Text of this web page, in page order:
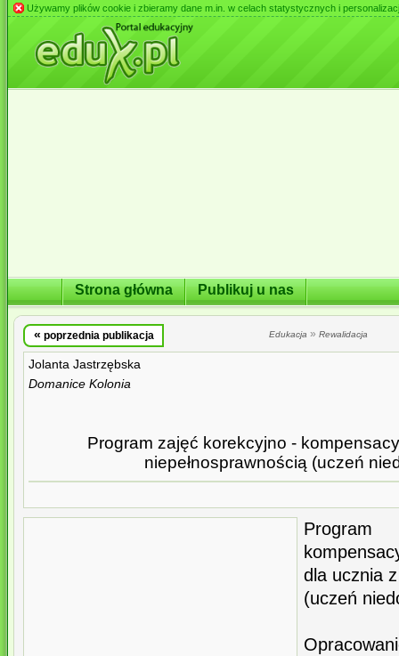
Używamy plików cookie i zbieramy dane m.in. w celach statystycznych i
Strona główna Publikuj u nas
« poprzednia publikacja Edukacja » Rewalidacja
Jolanta Jastrzębska
Domanice Kolonia
Program zajęć korekcyjno -
niepełnosprawnością (uczeń
dla ucznia
(uczeń